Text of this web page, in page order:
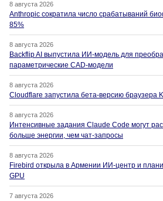
8 августа 2026
Anthropic сократила число срабатываний
85%
8 августа 2026
Backflip AI выпустила ИИ-модель для
параметрические CAD-модели
8 августа 2026
Cloudflare запустила бета-версию браузера
8 августа 2026
Интенсивные задания Claude Code могут
больше энергии, чем чат-запросы
8 августа 2026
Firebird открыла в Армении ИИ-центр и
GPU
7 августа 2026